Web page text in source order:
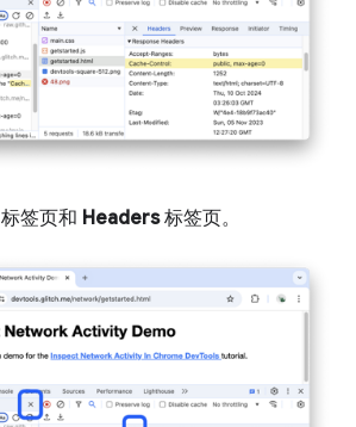
标签页和 Headers标签页。